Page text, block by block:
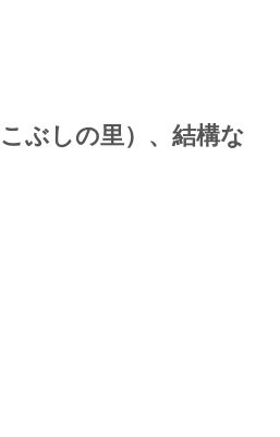
ぶしの里）、結構な